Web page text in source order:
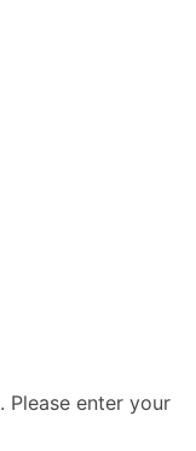
enter your